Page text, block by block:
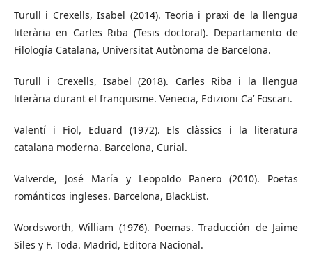
Turull i Crexells, Isabel (2014). Teoria i praxi de la llengua
literària en Carles Riba (Tesis doctoral). Departamento de
Filología Catalana, Universitat Autònoma de Barcelona.
Turull i Crexells, Isabel (2018). Carles Riba i la llengua
literària durant el franquisme. Venecia, Edizioni Ca’ Foscari.
Valentí i Fiol, Eduard (1972). Els clàssics i la literatura
catalana moderna. Barcelona, Curial.
Valverde, José María y Leopoldo Panero (2010). Poetas
románticos ingleses. Barcelona, BlackList.
Wordsworth, William (1976). Poemas. Traducción de Jaime
Siles y F. Toda. Madrid, Editora Nacional.